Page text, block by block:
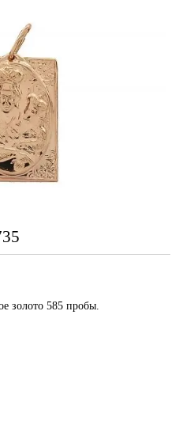
золото 585 пробы.